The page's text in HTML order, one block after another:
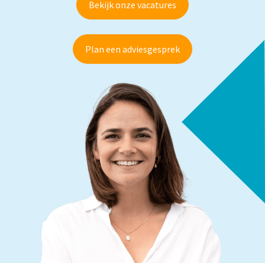
Bekijk onze vacatures
Plan een adviesgesprek